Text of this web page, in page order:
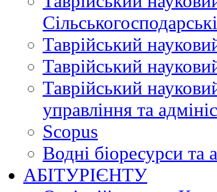
Таврійський
Таврійський
Таврійський
управління та
Scopus
Водні біоресурси та
АБІТУРІЄНТУ